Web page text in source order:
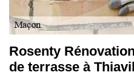
Rosenty
de terrasse à